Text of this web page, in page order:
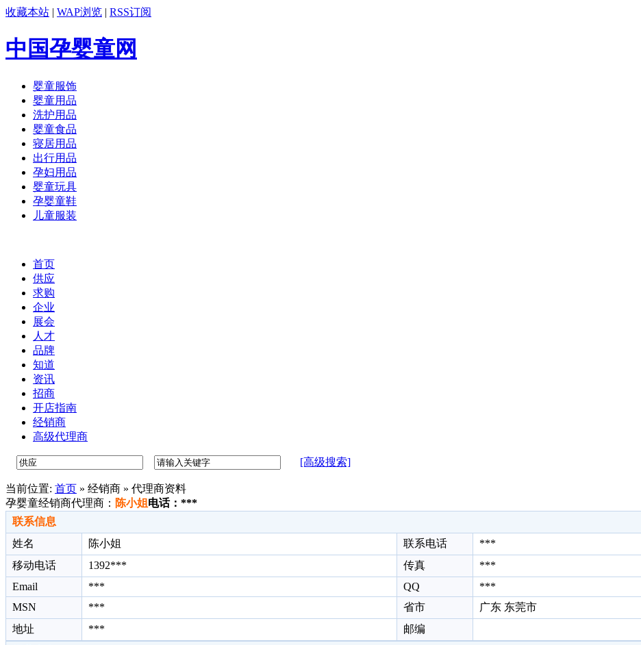
收藏本站 | WAP浏览 | RSS订阅
中国孕婴童网
婴童服饰
婴童用品
洗护用品
婴童食品
寝居用品
出行用品
孕妇用品
婴童玩具
孕婴童鞋
儿童服装
首页
供应
求购
企业
展会
人才
品牌
知道
资讯
招商
开店指南
经销商
高级代理商
[高级搜索]
当前位置: 首页 » 经销商 » 代理商资料
孕婴童经销商代理商： 陈小姐 电话：***
联系信息
姓名
陈小姐 联系电话
***
移动电话
1392*** 传真
***
Email
*** QQ
***
MSN
*** 省市
广东 东莞市
地址
***
邮编